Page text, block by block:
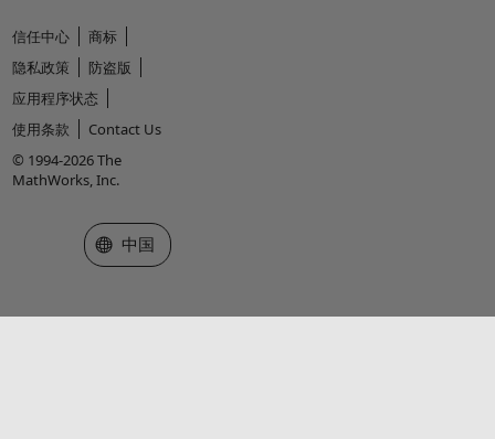
信任中心
商标
隐私政策
防盗版
应用程序状态
使用条款
Contact Us
© 1994-2026 The
MathWorks, Inc.
选择网站
中国